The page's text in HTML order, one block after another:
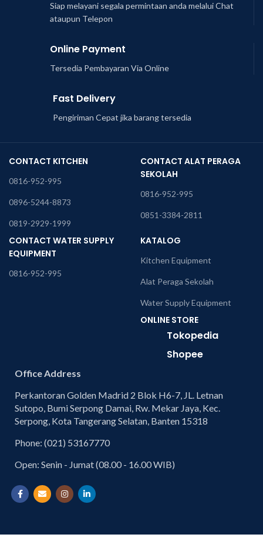
Siap melayani segala permintaan anda melalui Chat
ataupun Telepon
Online Payment
Tersedia Pembayaran Via Online
Fast Delivery
Pengiriman Cepat jika barang tersedia
CONTACT KITCHEN
0816-952-995
0896-5244-8873
0819-2929-1999
CONTACT ALAT PERAGA
SEKOLAH
0816-952-995
0851-3384-2811
CONTACT WATER SUPPLY
EQUIPMENT
0816-952-995
KATALOG
Kitchen Equipment
Alat Peraga Sekolah
Water Supply Equipment
ONLINE STORE
Tokopedia
Shopee
Office Address
Perkantoran Golden Madrid 2 Blok H6-7, JL. Letnan
Sutopo, Bumi Serpong Damai, Rw. Mekar Jaya, Kec.
Serpong, Kota Tangerang Selatan, Banten 15318
Phone: (021) 53167770
Open: Senin - Jumat (08.00 - 16.00 WIB)